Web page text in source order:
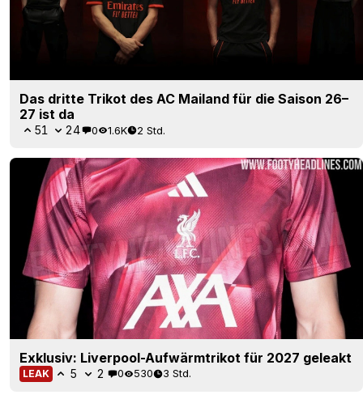
Das dritte Trikot des AC Mailand für die Saison 26–
27 ist da
51 24 0 1.6K 2 Std.
Exklusiv: Liverpool-Aufwärmtrikot für 2027 geleakt
LEAK 5 2 0 530 3 Std.